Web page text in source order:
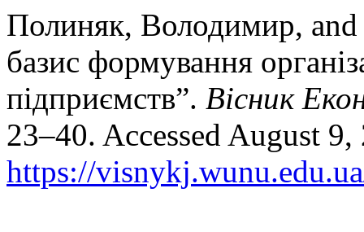
Полиняк, Володимир, and
базис формування
підприємств”. Вісник
23–40. Accessed August 9,
https://